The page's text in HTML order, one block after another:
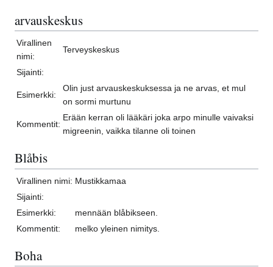
arvauskeskus
Virallinen
nimi:
Terveyskeskus
Sijainti:
Esimerkki:
Olin just arvauskeskuksessa ja ne arvas, et mul
on sormi murtunu
Kommentit:
Erään kerran oli lääkäri joka arpo minulle vaivaksi
migreenin, vaikka tilanne oli toinen
Blåbis
Virallinen nimi: Mustikkamaa
Sijainti:
Esimerkki:
mennään blåbikseen.
Kommentit:
melko yleinen nimitys.
Boha